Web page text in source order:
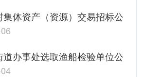
体资产（资源）交易招标公
道办事处选取渔船检验单位公